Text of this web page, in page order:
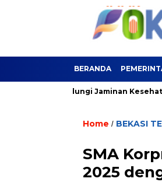
BERANDA
Terlindungi Jaminan Kesehatan
Home / BEKASI
SMA
2025